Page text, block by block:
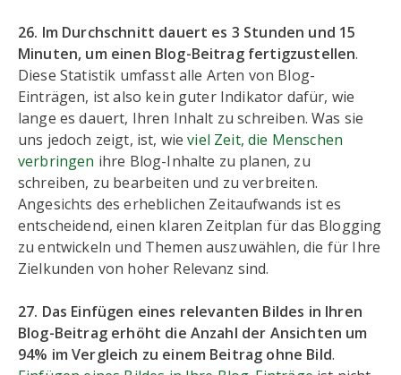
26. Im Durchschnitt dauert es 3 Stunden und 15
Minuten, um einen Blog-Beitrag fertigzustellen.
Diese Statistik umfasst alle Arten von Blog-
Einträgen, ist also kein guter Indikator dafür, wie
lange es dauert, Ihren Inhalt zu schreiben. Was sie
uns jedoch zeigt, ist, wieviel Zeit, die Menschen
verbringen ihre Blog-Inhalte zu planen, zu
schreiben, zu bearbeiten und zu verbreiten.
Angesichts des erheblichen Zeitaufwands ist es
entscheidend, einen klaren Zeitplan für das Blogging
zu entwickeln und Themen auszuwählen, die für Ihre
Zielkunden von hoher Relevanz sind.
27. Das Einfügen eines relevanten Bildes in Ihren
Blog-Beitrag erhöht die Anzahl der Ansichten um
94% im Vergleich zu einem Beitrag ohne Bild.